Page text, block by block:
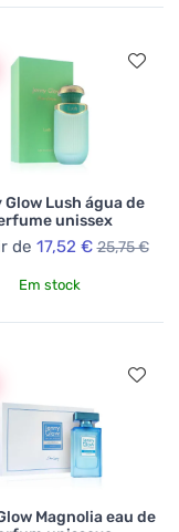
Lush água de
unissex
de 17,52 € 25,75 €
Em stock
Magnolia eau de